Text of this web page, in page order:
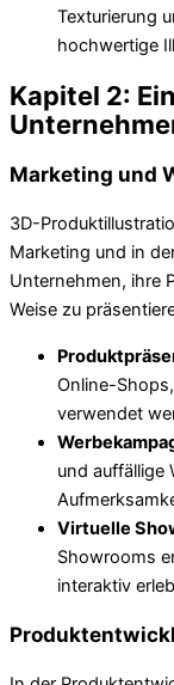
Texturierung
hochwertige
Kapitel 2:
Marketing und
3D-
Marketing und in
Unternehmen, ihre
Weise zu
Online-
verwendet
und auffällige
Virtuelle
Showrooms
interaktiv